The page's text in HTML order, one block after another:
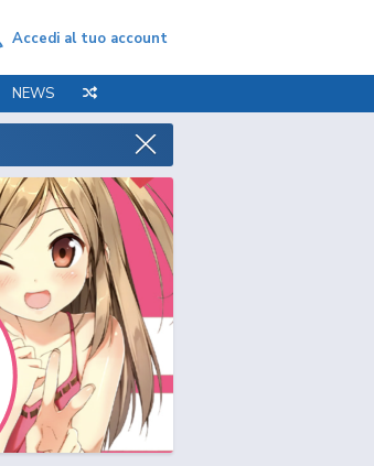
Accedi al tuo account
NEWS